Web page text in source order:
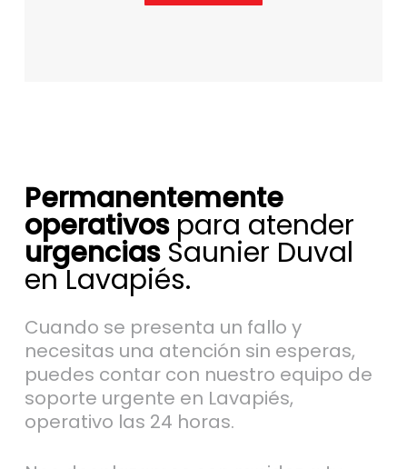
Permanentemente
operativospara atender
urgenciasSaunier Duval
en Lavapiés.
Cuando se presenta un fallo y
necesitas una atención sin esperas,
puedes contar con nuestro equipo de
soporte urgente en Lavapiés,
operativo las 24 horas.